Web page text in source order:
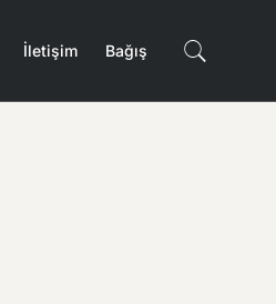
İletişim Bağış